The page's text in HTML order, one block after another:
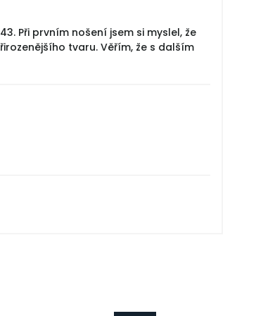
Při prvním nošení jsem si myslel, že
tvaru. Věřím, že s dalším